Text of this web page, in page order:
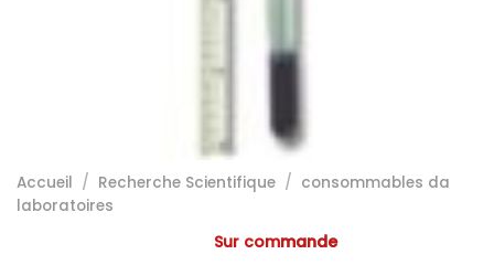
Accueil / Recherche Scientifique / consommables da
laboratoires
Sur commande